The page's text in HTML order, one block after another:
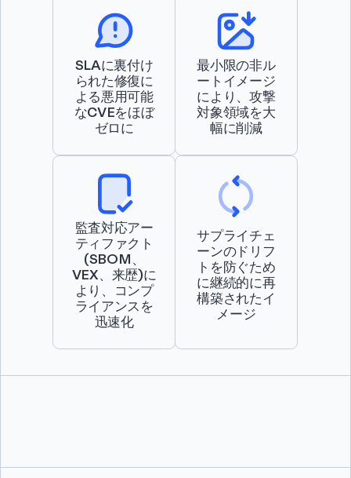
SLAに裏付け
られた修復に
よる悪用可能
なCVEをほぼ
ゼロに
最小限の非ル
ートイメージ
により、攻撃
対象領域を大
幅に削減
監査対応アー
ティファクト
(SBOM、
VEX、来歴)に
より、コンプ
ライアンスを
迅速化
サプライチェ
ーンのドリフ
トを防ぐため
に継続的に再
構築されたイ
メージ